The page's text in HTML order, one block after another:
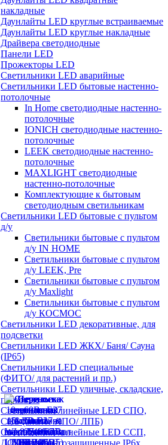
накладные
Даунлайты LED круглые встраиваемые
Даунлайты LED круглые накладные
Драйвера светодиодные
Панели LED
Прожекторы LED
Светильники LED аварийные
Светильники LED бытовые настенно-
потолочные
In Home светодиодные настенно-
потолочные
IONICH светодиодные настенно-
потолочные
LEEK светодиодные настенно-
потолочные
MAXLIGHT светодиодные
настенно-потолочные
Комплектующие к бытовым
светодиодным светильникам
Светильники LED бытовые с пультом
д/у
Светильники бытовые с пультом
д/у IN HOME
Светильники бытовые с пультом
д/у LEEK, Pre
Светильники бытовые с пультом
д/у Maxlight
Светильники бытовые с пультом
д/у КОСМОС
Светильники LED декоративные, для
подсветки
Светильники LED ЖКХ/ Баня/ Сауна
(IP65)
Светильники LED специальные
(ФИТО/ для растений и пр.)
Светильники LED уличные, складские,
парковые
Светильники линейные LED СПО,
СПБ (аналог ЛПО/ ЛПБ)
Светильники линейные LED ССП,